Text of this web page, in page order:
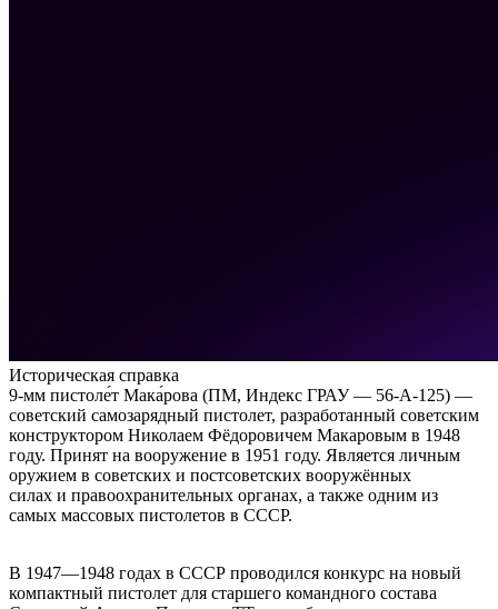
Историческая справка
9-мм пистоле́т Мака́рова (ПМ, Индекс ГРАУ — 56-А-125) —
советский самозарядный пистолет, разработанный советским
конструктором Николаем Фёдоровичем Макаровым в 1948
году. Принят на вооружение в 1951 году. Является личным
оружием в советских и постсоветских вооружённых
силах и правоохранительных органах, а также одним из
самых массовых пистолетов в СССР.
В 1947—1948 годах в СССР проводился конкурс на новый
компактный пистолет для старшего командного состава